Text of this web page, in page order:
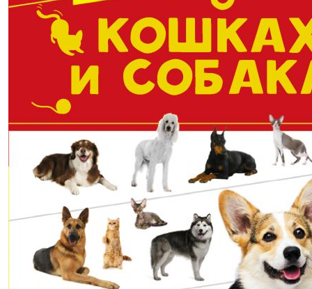
1264,50р.
-40% после регистрации
Большая современная
энциклопедия для детей
Барановская И.Г., Ликсо В.В., Спектор А.А.
В корзину
В корзине